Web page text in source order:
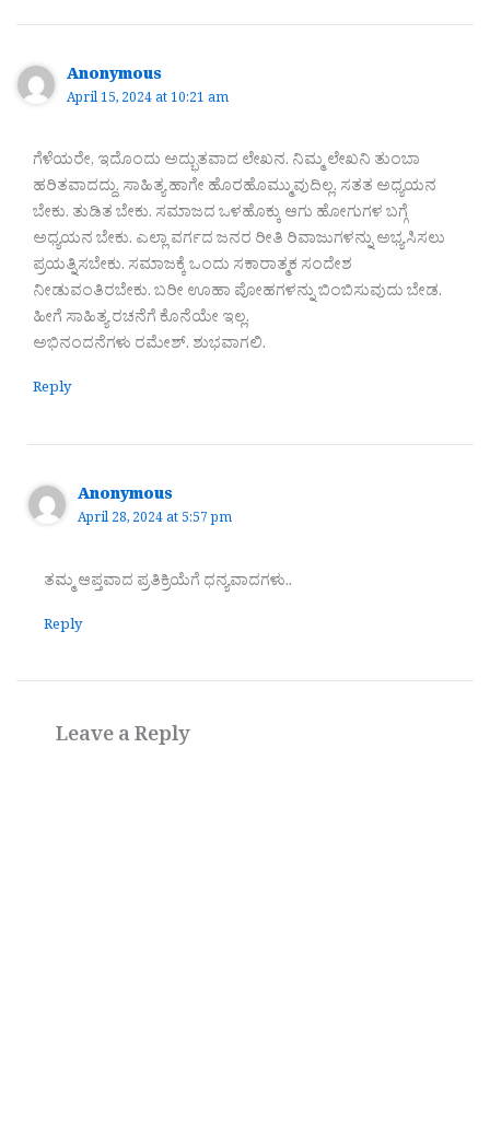
Anonymous
April 15, 2024 at 10:21 am
ಗೆಳೆಯರೇ, ಇದೊಂದು ಅದ್ಭುತವಾದ ಲೇಖನ. ನಿಮ್ಮ ಲೇಖನಿ ತುಂಬಾ
ಹರಿತವಾದದ್ದು. ಸಾಹಿತ್ಯ ಹಾಗೇ ಹೊರಹೊಮ್ಮುವುದಿಲ್ಲ. ಸತತ ಅಧ್ಯಯನ
ಬೇಕು. ತುಡಿತ ಬೇಕು. ಸಮಾಜದ ಒಳಹೊಕ್ಕು ಆಗು ಹೋಗುಗಳ ಬಗ್ಗೆ
ಅಧ್ಯಯನ ಬೇಕು. ಎಲ್ಲಾ ವರ್ಗದ ಜನರ ರೀತಿ ರಿವಾಜುಗಳನ್ನು ಅಭ್ಯಸಿಸಲು
ಪ್ರಯತ್ನಿಸಬೇಕು. ಸಮಾಜಕ್ಕೆ ಒಂದು ಸಕಾರಾತ್ಮಕ ಸಂದೇಶ
ನೀಡುವಂತಿರಬೇಕು. ಬರೀ ಊಹಾ ಪೋಹಗಳನ್ನು ಬಿಂಬಿಸುವುದು ಬೇಡ.
ಹೀಗೆ ಸಾಹಿತ್ಯ ರಚನೆಗೆ ಕೊನೆಯೇ ಇಲ್ಲ.
ಅಭಿನಂದನೆಗಳು ರಮೇಶ್. ಶುಭವಾಗಲಿ.
Reply
Anonymous
April 28, 2024 at 5:57 pm
ತಮ್ಮ ಆಪ್ತವಾದ ಪ್ರತಿಕ್ರಿಯೆಗೆ ಧನ್ಯವಾದಗಳು..
Reply
Leave a Reply